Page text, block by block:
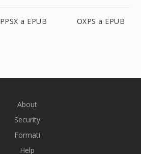
PPSX a EPUB OXPS a EPUB
About
Security
Formati
Help